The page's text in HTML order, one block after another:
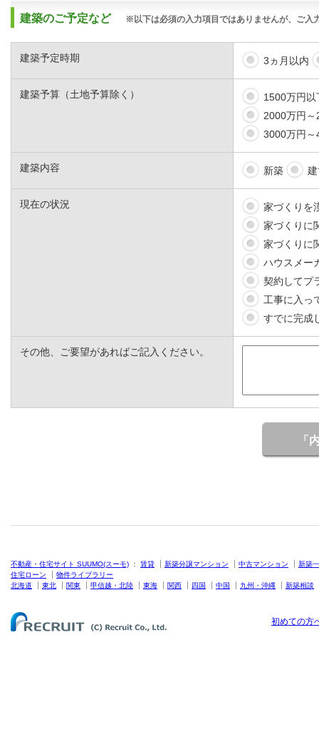
建築のご予定など ※以下は必須の入力項目ではありませんが、ご入
建築予定時期 3ヵ月以内
建築予算（土地予算除く）
1500万円以
2000万円
3000万円～
建築内容 新築
現在の状況
家づくりを
家づくりに
家づくりに
ハウスメー
契約してプ
工事に入っ
すでに完成
その他、ご要望があればご記入ください。
「
不動産・住宅サイト SUUMO(スーモ) ： 賃貸 新築分譲マンション 中古マンション
新築
住宅ローン
物件ライブラリー
北海道
東北 関東 甲信越・北陸 東海 関西 四国 中国 九州・沖縄 新築相談
初めての方